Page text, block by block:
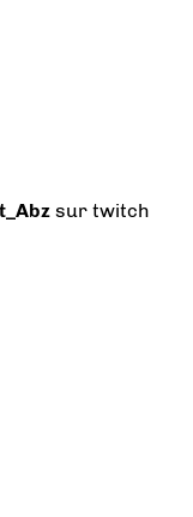
sur twitch